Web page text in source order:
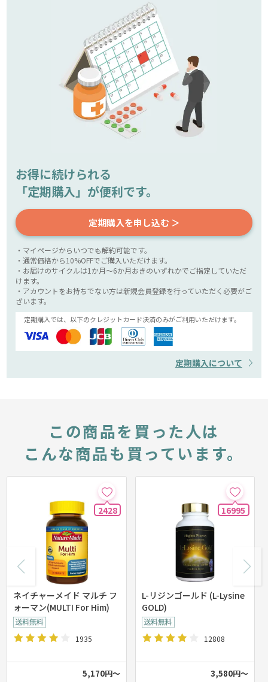
お得に続けられる
「定期購入」が便利です。
定期購入を申し込む ＞
・マイページからいつでも解約可能です。
・通常価格から10%OFFでご購入いただけます。
・お届けのサイクルは1か月～6か月おきのいずれかでご指定していただ
けます。
・アカウントをお持ちでない方は新規会員登録を行っていただく必要がご
ざいます。
定期購入では、以下のクレジットカード決済のみがご利用いただけます。
定期購入について
この商品を買った人は
こんな商品も買っています。
2428
ネイチャーメイド マルチ フ
ォーマン(MULTI For Him)
1935
5,170円～
16995
L-リジンゴールド (L-Lysine
GOLD)
12808
3,580円～